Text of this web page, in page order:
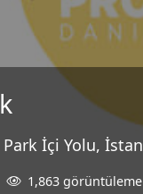
İçi Yolu,
1,863 görüntüleme